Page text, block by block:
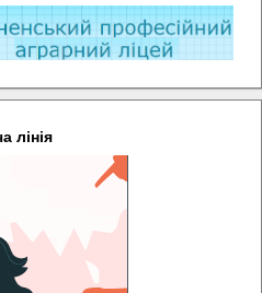
лінія